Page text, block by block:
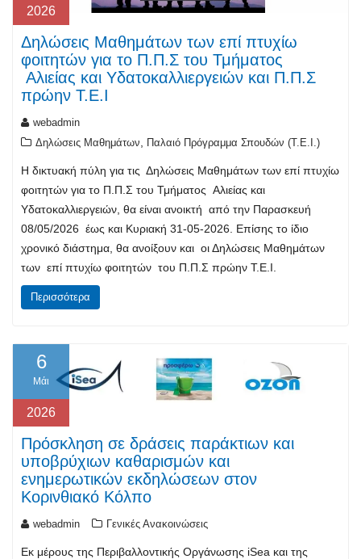
2026
Δηλώσεις Μαθημάτων των επί πτυχίω
φοιτητών για το Π.Π.Σ του Τμήματος
Αλιείας και Υδατοκαλλιεργειών και Π.Π.Σ
πρώην Τ.Ε.Ι
webadmin
Δηλώσεις Μαθημάτων
Παλαιό Πρόγραμμα Σπουδών (T.E.I.)
Η δικτυακή πύλη για τις Δηλώσεις Μαθημάτων των επί πτυχίω
φοιτητών για το Π.Π.Σ του Τμήματος Αλιείας και
Υδατοκαλλιεργειών, θα είναι ανοικτή από την Παρασκευή
08/05/2026 έως και Κυριακή 31-05-2026. Επίσης το ίδιο
χρονικό διάστημα, θα ανοίξουν και οι Δηλώσεις Μαθημάτων
των επί πτυχίω φοιτητών του Π.Π.Σ πρώην Τ.Ε.Ι.
Περισσότερα
6
Μάι
2026
Πρόσκληση σε δράσεις παράκτιων και
υποβρύχιων καθαρισμών και
ενημερωτικών εκδηλώσεων στον
Κορινθιακό Κόλπο
webadmin Γενικές Ανακοινώσεις
Εκ μέρους της Περιβαλλοντικής Οργάνωσης iSea και της